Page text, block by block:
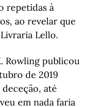
repetidas à
ao revelar que
Lello.
Rowling publicou
de 2019
até
em nada faria